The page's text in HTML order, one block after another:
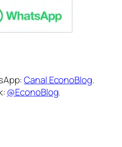
Canal EconoBlog.
@EconoBlog.